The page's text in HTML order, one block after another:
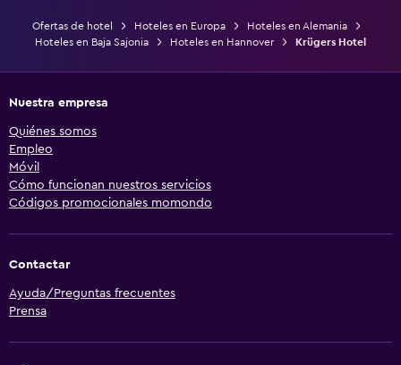
Ofertas de hotel Hoteles en Europa
Hoteles en Alemania
Hoteles en Baja Sajonia
Hoteles en Hannover Krügers Hotel
Nuestra empresa
Quiénes somos
Empleo
Móvil
Cómo funcionan nuestros servicios
Códigos promocionales momondo
Contactar
Ayuda/Preguntas frecuentes
Prensa